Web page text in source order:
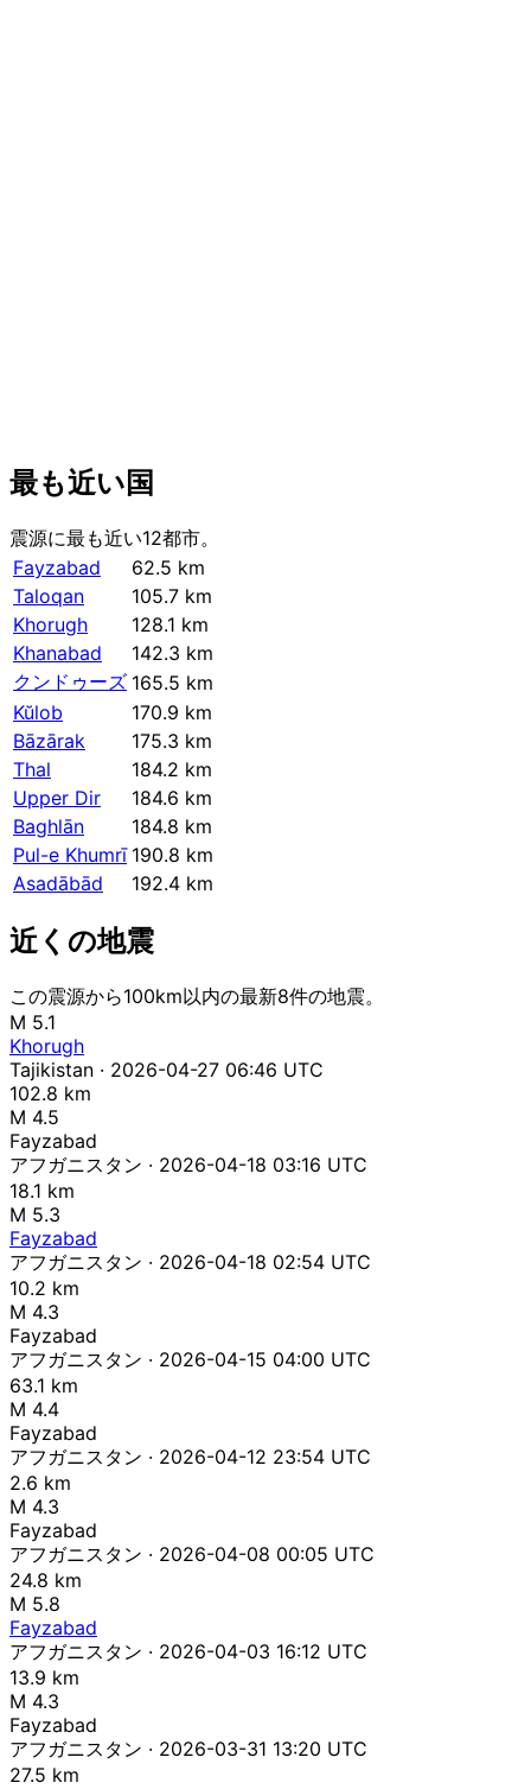
最も近い国
震源に最も近い12都市。
Fayzabad
62.5 km
Taloqan
105.7 km
Khorugh
128.1 km
Khanabad
142.3 km
クンドゥーズ 165.5 km
Kŭlob
170.9 km
Bāzārak
175.3 km
Thal
184.2 km
Upper Dir
184.6 km
Baghlān
184.8 km
Pul-e Khumrī 190.8 km
Asadābād
192.4 km
近くの地震
この震源から100km以内の最新8件の地震。
M 5.1
Khorugh
Tajikistan · 2026-04-27 06:46 UTC
102.8 km
M 4.5
Fayzabad
アフガニスタン · 2026-04-18 03:16 UTC
18.1 km
M 5.3
Fayzabad
アフガニスタン · 2026-04-18 02:54 UTC
10.2 km
M 4.3
Fayzabad
アフガニスタン · 2026-04-15 04:00 UTC
63.1 km
M 4.4
Fayzabad
アフガニスタン · 2026-04-12 23:54 UTC
2.6 km
M 4.3
Fayzabad
アフガニスタン · 2026-04-08 00:05 UTC
24.8 km
M 5.8
Fayzabad
アフガニスタン · 2026-04-03 16:12 UTC
13.9 km
M 4.3
Fayzabad
アフガニスタン · 2026-03-31 13:20 UTC
27.5 km